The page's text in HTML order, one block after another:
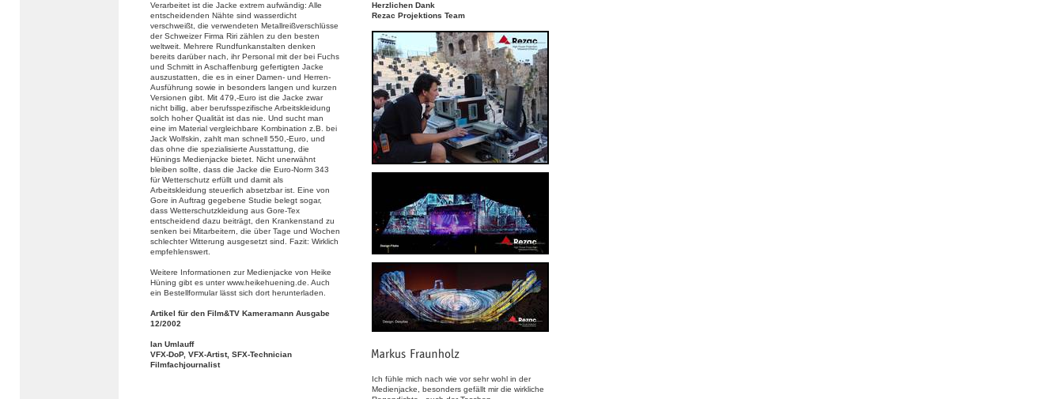
Verarbeitet ist die Jacke extrem aufwändig: Alle
entscheidenden Nähte sind wasserdicht
verschweißt, die verwendeten Metallreißverschlüsse
der Schweizer Firma Riri zählen zu den besten
weltweit. Mehrere Rundfunkanstalten denken
bereits darüber nach, ihr Personal mit der bei Fuchs
und Schmitt in Aschaffenburg gefertigten Jacke
auszustatten, die es in einer Damen- und Herren-
Ausführung sowie in besonders langen und kurzen
Versionen gibt. Mit 479,-Euro ist die Jacke zwar
nicht billig, aber berufsspezifische Arbeitskleidung
solch hoher Qualität ist das nie. Und sucht man
eine im Material vergleichbare Kombination z.B. bei
Jack Wolfskin, zahlt man schnell 550,-Euro, und
das ohne die spezialisierte Ausstattung, die
Hünings Medienjacke bietet. Nicht unerwähnt
bleiben sollte, dass die Jacke die Euro-Norm 343
für Wetterschutz erfüllt und damit als
Arbeitskleidung steuerlich absetzbar ist. Eine von
Gore in Auftrag gegebene Studie belegt sogar,
dass Wetterschutzkleidung aus Gore-Tex
entscheidend dazu beiträgt, den Krankenstand zu
senken bei Mitarbeitern, die über Tage und Wochen
schlechter Witterung ausgesetzt sind. Fazit: Wirklich
empfehlenswert.
Weitere Informationen zur Medienjacke von Heike
Hüning gibt es unter www.heikehuening.de. Auch
ein Bestellformular lässt sich dort herunterladen.
Artikel für den Film&TV Kameramann Ausgabe
12/2002
Ian Umlauff
VFX-DoP, VFX-Artist, SFX-Technician
Filmfachjournalist
Herzlichen Dank
Rezac Projektions Team
Ich fühle mich nach wie vor sehr wohl in der
Medienjacke, besonders gefällt mir die wirkliche